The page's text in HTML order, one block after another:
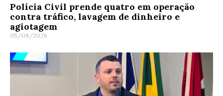
Polícia Civil prende quatro em operação
contra tráfico, lavagem de dinheiro e
agiotagem
05/08/2026